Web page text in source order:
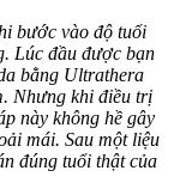
bước vào độ tuổi
Lúc đầu được bạn
bằng Ultrathera
Nhưng khi điều trị
này không hề gây
mái. Sau một liệu
đúng tuổi thật của